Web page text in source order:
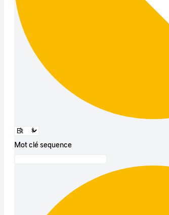
Mot clé sequence